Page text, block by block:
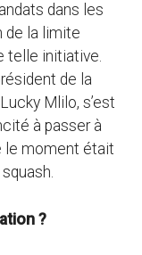
dans les
de la limite
telle initiative.
de la
Mlilo, s’est
à passer à
le moment était
?